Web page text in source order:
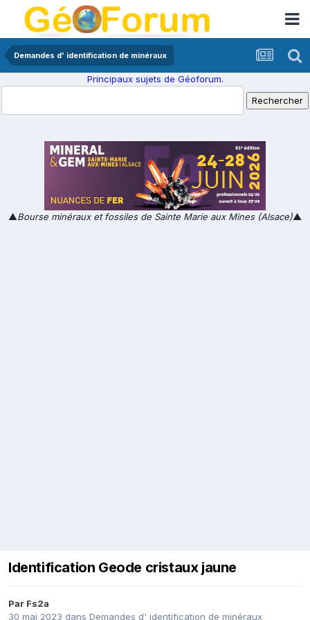
Demandes d' identification de minéraux
Principaux sujets de Géoforum.
▲Bourse minéraux et fossiles de Sainte Marie aux Mines (Alsace)▲
Identification Geode cristaux jaune
Par Fs2a
30 mai 2023 dans Demandes d' identification de minéraux